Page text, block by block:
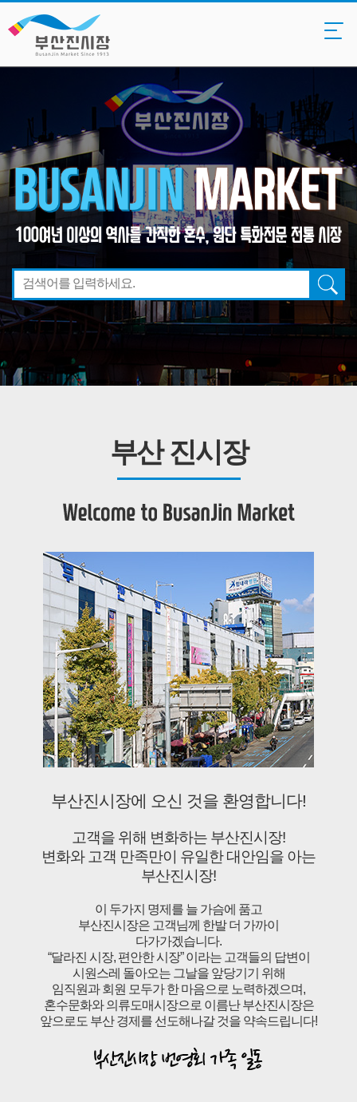
부산 진시장
부산진시장에 오신 것을 환영합니다!
고객을 위해 변화하는 부산진시장!
변화와 고객 만족만이 유일한 대안임을 아는
부산진시장!
이 두가지 명제를 늘 가슴에 품고
부산진시장은 고객님께 한발 더 가까이
다가가겠습니다.
“달라진 시장, 편안한 시장” 이라는 고객들의 답변이
시원스레 돌아오는 그날을 앞당기기 위해
임직원과 회원 모두가 한 마음으로 노력하겠으며,
혼수문화와 의류도매시장으로 이름난 부산진시장은
앞으로도 부산 경제를 선도해나갈 것을 약속드립니다!